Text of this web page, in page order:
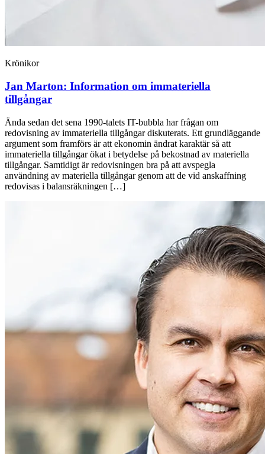
Krönikor
Jan Marton: Information om immateriella
tillgångar
Ända sedan det sena 1990-talets IT-bubbla har frågan om
redovisning av immateriella tillgångar diskuterats. Ett grundläggande
argument som framförs är att ekonomin ändrat karaktär så att
immateriella tillgångar ökat i betydelse på bekostnad av materiella
tillgångar. Samtidigt är redovisningen bra på att avspegla
användning av materiella tillgångar genom att de vid anskaffning
redovisas i balansräkningen […]